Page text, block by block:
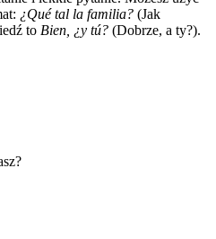
¿Qué tal la familia? (Jak
to Bien, ¿y tú? (Dobrze, a ty?).